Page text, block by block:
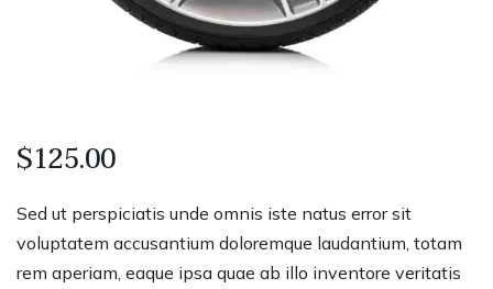
$125.00
Sed ut perspiciatis unde omnis iste natus error sit
voluptatem accusantium doloremque laudantium, totam
rem aperiam, eaque ipsa quae ab illo inventore veritatis